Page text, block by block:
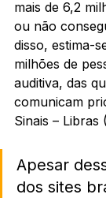
mais de 6,2
ou não
disso, estima-
milhões de
auditiva, das
comunicam
Sinais – Libras
Apesar
dos sites